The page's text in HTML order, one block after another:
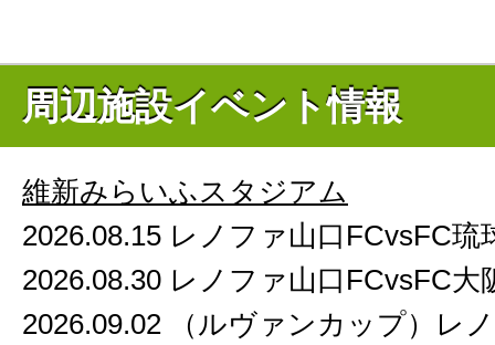
周辺施設イベント情報
維新みらいふスタジアム
2026.08.15 レノファ山口FCvsFC琉
2026.08.30 レノファ山口FCvsFC大
2026.09.02 （ルヴァンカップ）レ